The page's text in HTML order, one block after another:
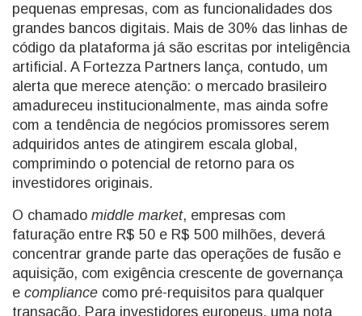
pequenas empresas, com as funcionalidades dos
grandes bancos digitais. Mais de 30% das linhas de
código da plataforma já são escritas por inteligência
artificial. A Fortezza Partners lança, contudo, um
alerta que merece atenção: o mercado brasileiro
amadureceu institucionalmente, mas ainda sofre
com a tendência de negócios promissores serem
adquiridos antes de atingirem escala global,
comprimindo o potencial de retorno para os
investidores originais.
O chamado middle market, empresas com
faturação entre R$ 50 e R$ 500 milhões, deverá
concentrar grande parte das operações de fusão e
aquisição, com exigência crescente de governança
e compliance como pré-requisitos para qualquer
transação. Para investidores europeus, uma nota